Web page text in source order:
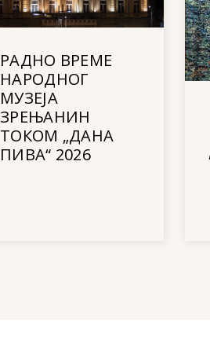
РАДНО ВРЕМЕ
НАРОДНОГ
МУЗЕЈА
ЗРЕЊАНИН
ТОКОМ „ДАНА
ПИВА“ 2026